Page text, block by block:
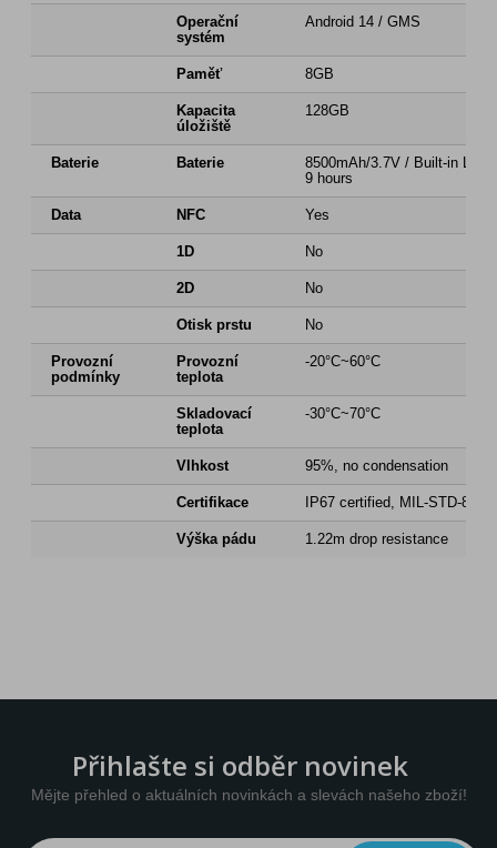
Operační
systém
Android 14 / GMS
Paměť 8GB
Kapacita
úložiště
128GB
Baterie Baterie
8500mAh/3.7V / Built-in Li-
9 hours
Data NFC Yes
1D No
2D No
Otisk prstu No
Provozní
podmínky
Provozní
teplota
-20°C~60°C
Skladovací
teplota
-30°C~70°C
Vlhkost 95%, no condensation
Certifikace IP67 certified, MIL-STD-
Výška pádu 1.22m drop resistance
Přihlašte si odběr novinek
Mějte přehled o aktuálních novinkách a slevách našeho zboží!